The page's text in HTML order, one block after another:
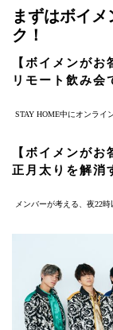
まずはボイ
ク！
【ボイメンが
リモート飲み会
STAY HOME中にオンライ
【ボイメンが
正月太りを解消
メンバーが考える、夜22